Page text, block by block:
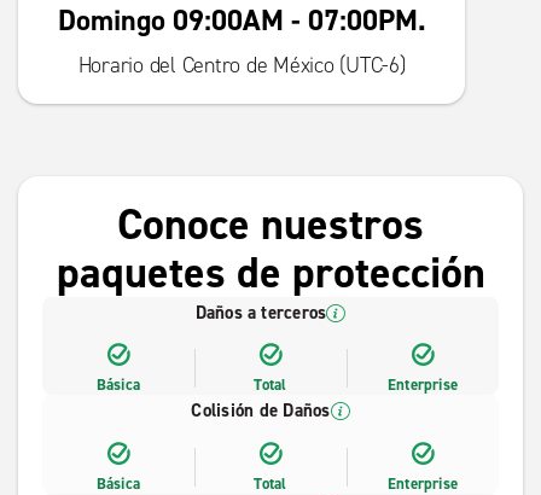
Domingo 09:00AM - 07:00PM.
Horario del Centro de México (UTC-6)
Conoce nuestros
paquetes de protección
Daños a terceros
Básica Total Enterprise
Colisión de Daños
Básica Total Enterprise